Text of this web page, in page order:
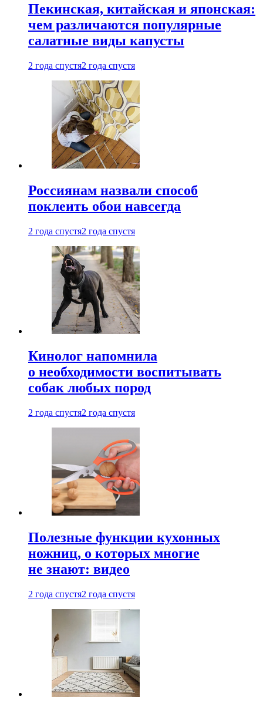
Пекинская, китайская и японская:
чем различаются популярные
салатные виды капусты
2 года спустя2 года спустя
Россиянам назвали способ
поклеить обои навсегда
2 года спустя2 года спустя
Кинолог напомнила
о необходимости воспитывать
собак любых пород
2 года спустя2 года спустя
Полезные функции кухонных
ножниц, о которых многие
не знают: видео
2 года спустя2 года спустя